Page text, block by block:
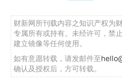
财新网所刊载内容之知识产权为
专属所有或持有。未经许可，禁
建立镜像等任何使用。
如有意愿转载，请发邮件至
确认及授权后，方可转载。